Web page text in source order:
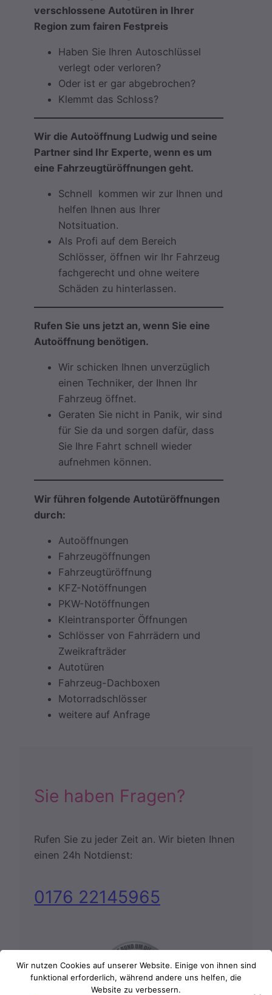
verschlossene Autotüren in Ihrer
Region zum fairen Festpreis
Haben Sie Ihren Autoschlüssel
verlegt oder verloren?
Oder ist er gar abgebrochen?
Klemmt das Schloss?
Wir die Autoöffnung Ludwig und seine
Partner sind Ihr Experte, wenn es um
eine Fahrzeugtüröffnungen geht.
Schnell kommen wir zur Ihnen und
helfen Ihnen aus Ihrer
Notsituation.
Als Profi auf dem Bereich
Schlösser, öffnen wir Ihr Fahrzeug
fachgerecht und ohne weitere
Schäden zu hinterlassen.
Rufen Sie uns jetzt an, wenn Sie eine
Autoöffnung benötigen.
Wir schicken Ihnen unverzüglich
einen Techniker, der Ihnen Ihr
Fahrzeug öffnet.
Geraten Sie nicht in Panik, wir sind
für Sie da und sorgen dafür, dass
Sie Ihre Fahrt schnell wieder
aufnehmen können.
Wir führen folgende Autotüröffnungen
durch:
Autoöffnungen
Fahrzeugöffnungen
Fahrzeugtüröffnung
KFZ-Notöffnungen
PKW-Notöffnungen
Kleintransporter Öffnungen
Schlösser von Fahrrädern und
Zweikrafträder
Autotüren
Fahrzeug-Dachboxen
Motorradschlösser
weitere auf Anfrage
Sie haben Fragen?
Rufen Sie zu jeder Zeit an. Wir bieten Ihnen
einen 24h Notdienst:
0176 22145965
Wir nutzen Cookies auf unserer Website. Einige von ihnen sind
funktional erforderlich, während andere uns helfen, die
Website zu verbessern.